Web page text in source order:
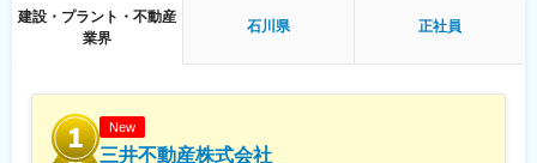
程度です。
※繁忙期：４月５月は約40時間程度／閑散期：８月、年末年始は
オフの切り替えができる環境です。
■企業の魅力：
建設・プラント・不動産
業界
石川県 正社員
New
三井不動産株式会社